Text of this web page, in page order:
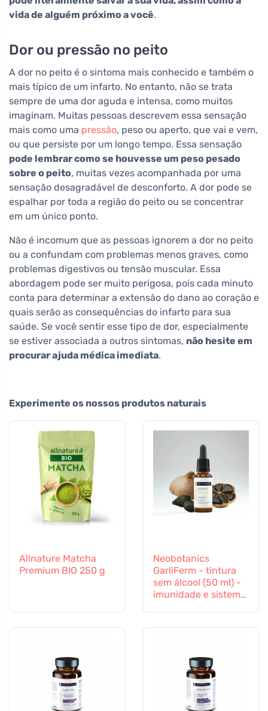
vida de alguém próximo a você.
Dor ou pressão no peito
A dor no peito é o sintoma mais conhecido e também o
mais típico de um infarto. No entanto, não se trata
sempre de uma dor aguda e intensa, como muitos
imaginam. Muitas pessoas descrevem essa sensação
mais como uma pressão, peso ou aperto, que vai e vem,
ou que persiste por um longo tempo. Essa sensação
pode lembrar como se houvesse um peso pesado
sobre o peito, muitas vezes acompanhada por uma
sensação desagradável de desconforto. A dor pode se
espalhar por toda a região do peito ou se concentrar
em um único ponto.
Não é incomum que as pessoas ignorem a dor no peito
ou a confundam com problemas menos graves, como
problemas digestivos ou tensão muscular. Essa
abordagem pode ser muito perigosa, pois cada minuto
conta para determinar a extensão do dano ao coração e
quais serão as consequências do infarto para sua
saúde. Se você sentir esse tipo de dor, especialmente
se estiver associada a outros sintomas, não hesite em
procurar ajuda médica imediata.
Experimente os nossos produtos naturais
Allnature Matcha
Premium BIO 250 g
Neobotanics
GarliFerm - tintura
sem álcool (50 ml) -
imunidade e sistema